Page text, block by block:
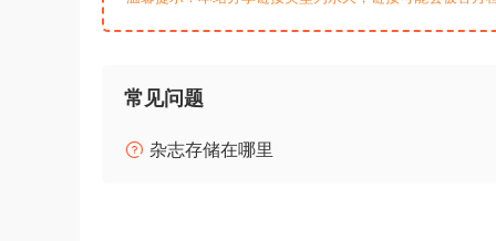
常见问题
杂志存储在哪里